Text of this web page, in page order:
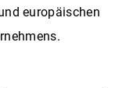
europäischen